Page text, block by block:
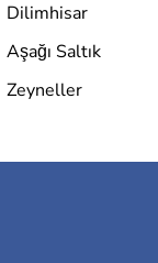
Dilimhisar
Aşağı Saltık
Zeyneller